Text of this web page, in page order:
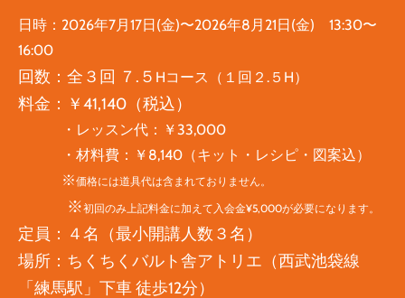
日時： 2026年7月17日(金)〜2026年8月21日(金) 13:30〜
16:00
回数： 全３回 ７.５ Hコース（１回２.５H）
料金：￥41,140（税込）
・レッスン代：￥33,000
・材料費：￥8,140（キット・レシピ・図案込）
※価格には道具代は含まれておりません。
※初回のみ上記料金に加えて入会金¥5,000が必要になります。
定員：４名（最小開講人数３名）
場所： ちくちくバルト舎アトリエ（西武池袋線
「練馬駅」下車 徒歩12分）